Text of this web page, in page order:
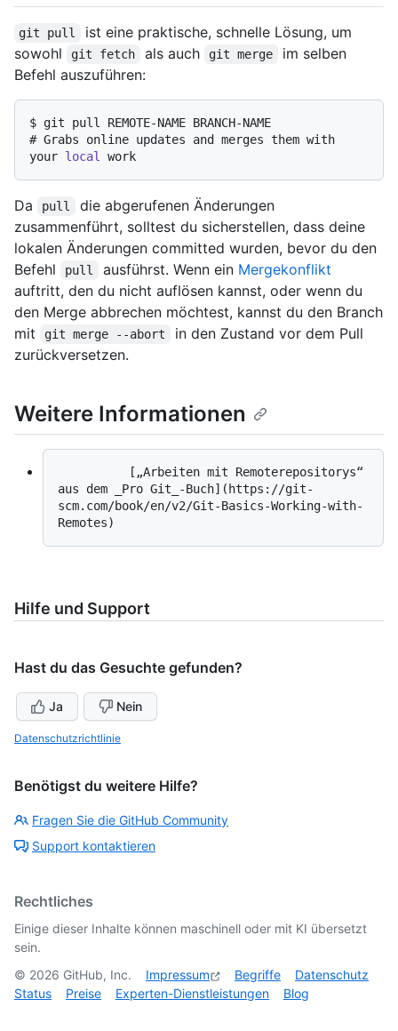
git pull
ist eine praktische, schnelle Lösung, um
sowohl
git fetch als auch git merge
im selben
Befehl auszuführen:
$ git pull REMOTE-NAME BRANCH-NAME
# Grabs online updates and merges them with
your local work
Da pull
die abgerufenen Änderungen
zusammenführt, solltest du sicherstellen, dass deine
lokalen Änderungen committed wurden, bevor du den
Befehl
pull ausführst. Wenn ein Mergekonflikt
auftritt, den du nicht auflösen kannst, oder wenn du
den Merge abbrechen möchtest, kannst du den Branch
mit
git merge --abort
in den Zustand vor dem Pull
zurückversetzen.
Weitere Informationen
aus dem _Pro Git_-Buch](https://git-
scm.com/book/en/v2/Git-Basics-Working-with-
Hilfe und Support
Hast du das Gesuchte gefunden?
Ja Nein
Datenschutzrichtlinie
Benötigst du weitere Hilfe?
Fragen Sie die GitHub Community
Support kontaktieren
Rechtliches
Einige dieser Inhalte können maschinell oder mit KI übersetzt
sein.
© 2026 GitHub, Inc. Impressum Begriffe
Datenschutz
Status
Preise Experten-Dienstleistungen Blog